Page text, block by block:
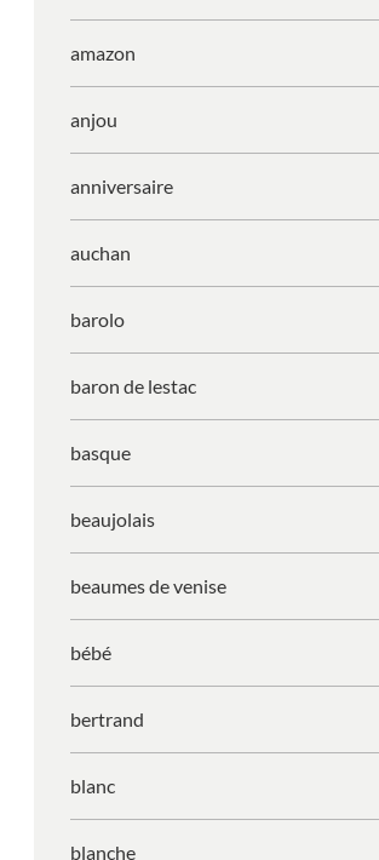
amazon
anjou
anniversaire
auchan
barolo
baron de lestac
basque
beaujolais
beaumes de venise
bébé
bertrand
blanc
blanche